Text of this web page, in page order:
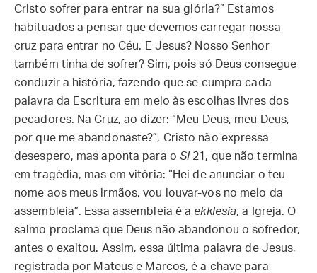
Cristo sofrer para entrar na sua glória?” Estamos
habituados a pensar que devemos carregar nossa
cruz para entrar no Céu. E Jesus? Nosso Senhor
também tinha de sofrer? Sim, pois só Deus consegue
conduzir a história, fazendo que se cumpra cada
palavra da Escritura em meio às escolhas livres dos
pecadores. Na Cruz, ao dizer: “Meu Deus, meu Deus,
por que me abandonaste?”, Cristo não expressa
desespero, mas aponta para o Sl 21, que não termina
em tragédia, mas em vitória: “Hei de anunciar o teu
nome aos meus irmãos, vou louvar-vos no meio da
assembleia”. Essa assembleia é a ekklesía, a Igreja. O
salmo proclama que Deus não abandonou o sofredor,
antes o exaltou. Assim, essa última palavra de Jesus,
registrada por Mateus e Marcos, é a chave para